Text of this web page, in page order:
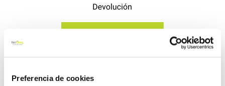
Preferencia de cookies